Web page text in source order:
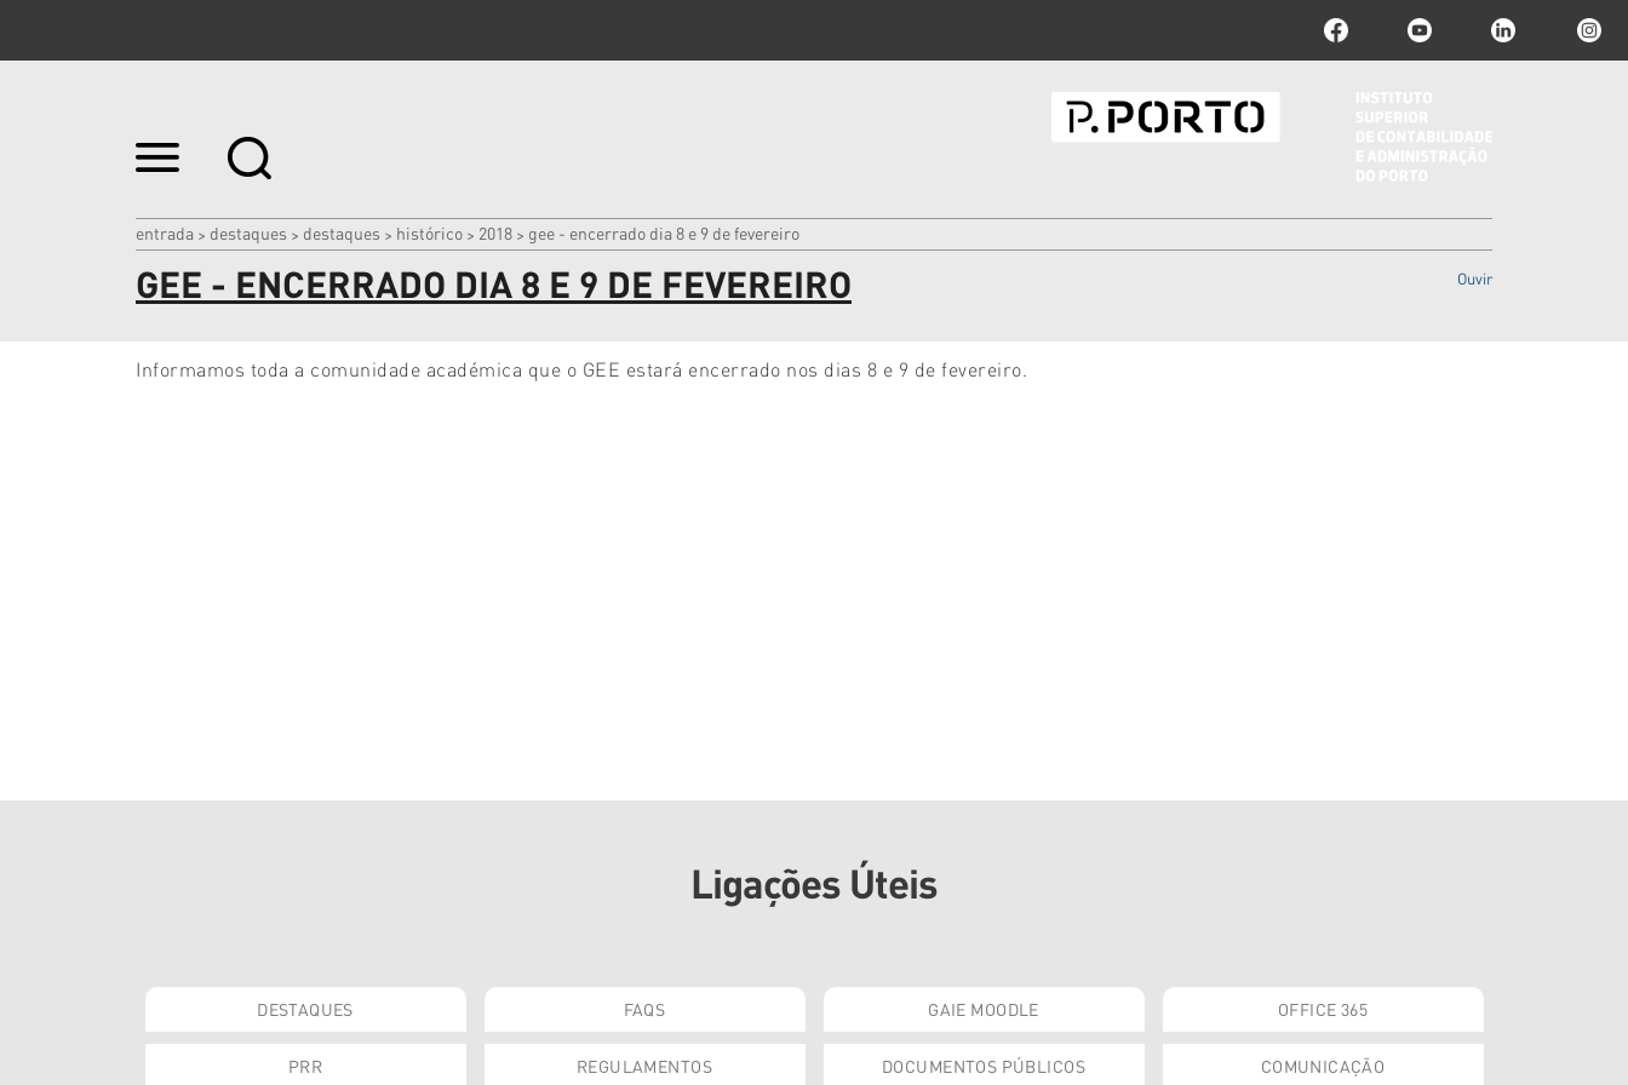
Ir
para
|
Ir
para
a
entrada > destaques > destaques > histórico > 2018 > gee - encerrado dia 8 e 9 de fevereiro
GEE - ENCERRADO DIA 8 E 9 DE FEVEREIRO Ouvir
Informamos toda a comunidade académica que o GEE estará encerrado nos dias 8 e 9 de fevereiro.
Ligações Úteis
DESTAQUES FAQS GAIE MOODLE OFFICE 365
PRR REGULAMENTOS DOCUMENTOS PÚBLICOS COMUNICAÇÃO